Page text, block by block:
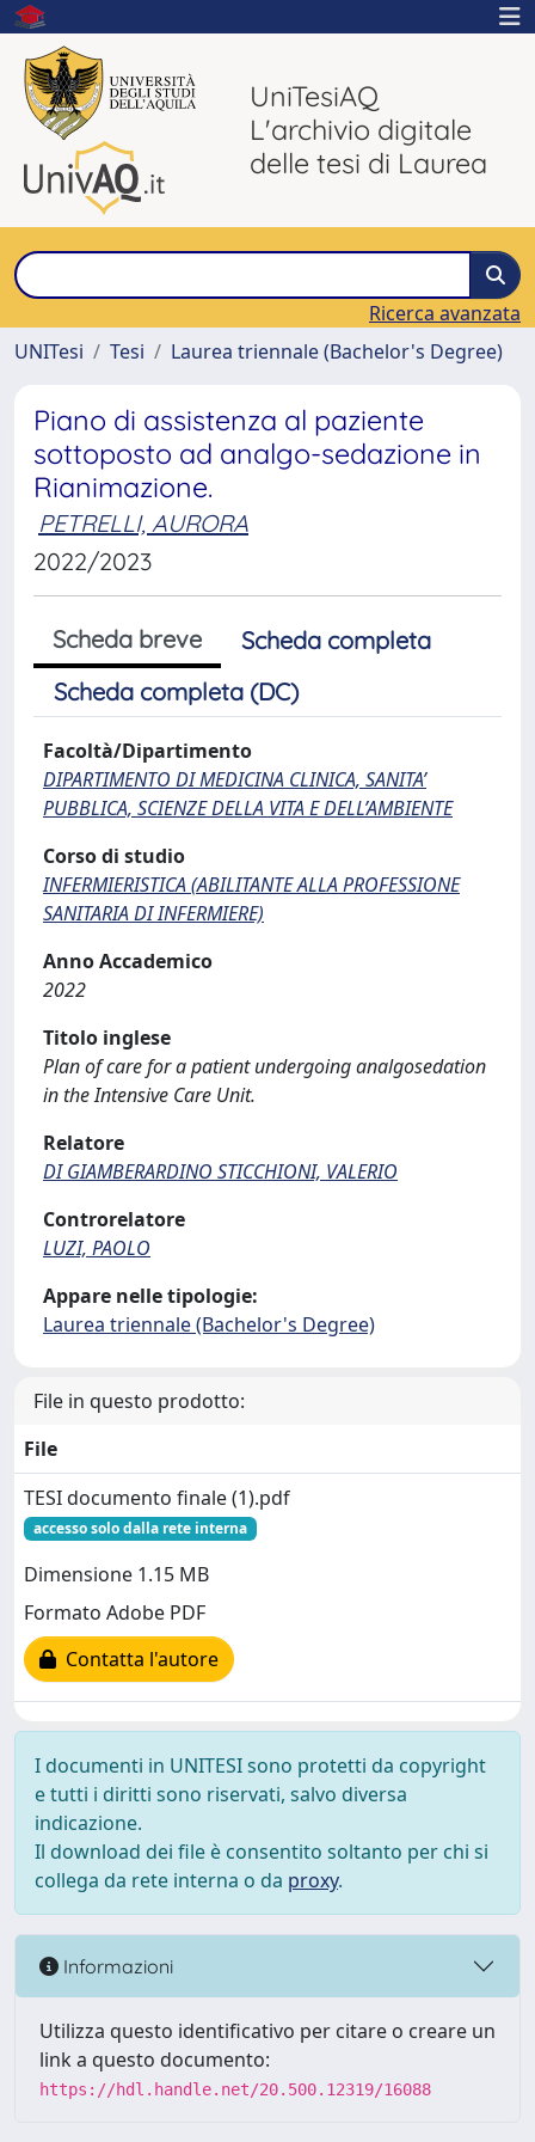
UniTesiAQ
L'archivio digitale
delle tesi di Laurea
Ricerca avanzata
UNITesi
Tesi Laurea triennale (Bachelor's Degree)
Piano di assistenza al paziente
sottoposto ad analgo-sedazione in
Rianimazione.
PETRELLI, AURORA
2022/2023
Scheda breve
Scheda completa
Scheda completa (DC)
Facoltà/Dipartimento
DIPARTIMENTO DI MEDICINA CLINICA, SANITA’
PUBBLICA, SCIENZE DELLA VITA E DELL’AMBIENTE
Corso di studio
INFERMIERISTICA (ABILITANTE ALLA PROFESSIONE
SANITARIA DI INFERMIERE)
Anno Accademico
2022
Titolo inglese
Plan of care for a patient undergoing analgosedation
in the Intensive Care Unit.
Relatore
DI GIAMBERARDINO STICCHIONI, VALERIO
Controrelatore
LUZI, PAOLO
Appare nelle tipologie:
Laurea triennale (Bachelor's Degree)
File in questo prodotto:
File
TESI documento finale (1).pdf
accesso solo dalla rete interna
Dimensione 1.15 MB
Formato Adobe PDF
Contatta l'autore
I documenti in UNITESI sono protetti da copyright
e tutti i diritti sono riservati, salvo diversa
indicazione.
Il download dei file è consentito soltanto per chi si
collega da rete interna o da proxy.
Informazioni
Utilizza questo identificativo per citare o creare un
link a questo documento:
https://hdl.handle.net/20.500.12319/16088